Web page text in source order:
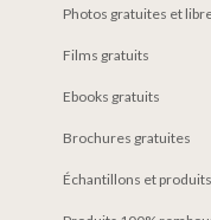
Photos gratuites et
Films gratuits
Ebooks gratuits
Brochures gratuites
Échantillons et